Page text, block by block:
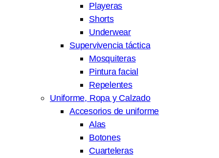
Playeras
Shorts
Underwear
Supervivencia táctica
Mosquiteras
Pintura facial
Repelentes
Uniforme, Ropa y Calzado
Accesorios de uniforme
Alas
Botones
Cuarteleras